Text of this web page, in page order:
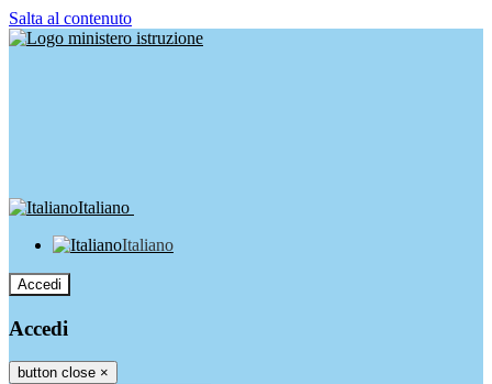
Salta al contenuto
Italiano
Italiano
Accedi
Accedi
button close ×